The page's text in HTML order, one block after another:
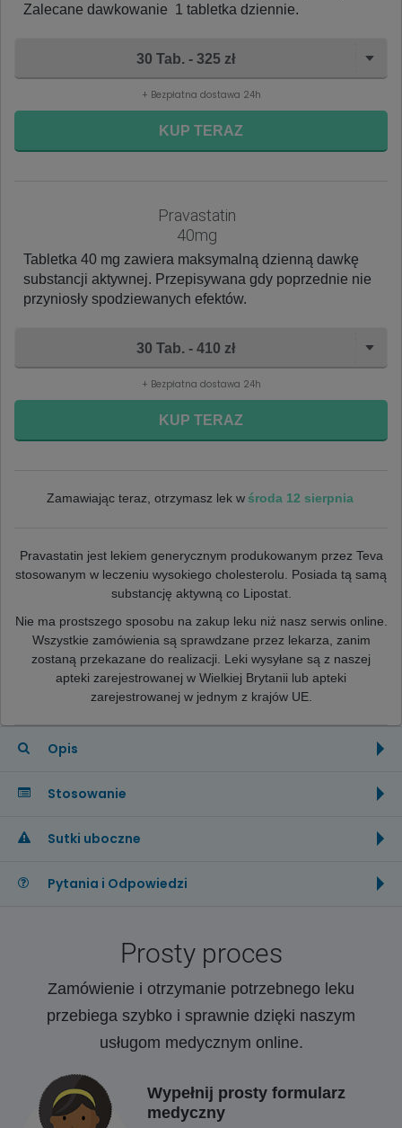
Zalecane dawkowanie 1 tabletka dziennie.
30 Tab. - 325 zł
+ Bezpłatna dostawa 24h
KUP TERAZ
Pravastatin
40mg
Tabletka 40 mg zawiera maksymalną dzienną dawkę
substancji aktywnej. Przepisywana gdy poprzednie nie
przyniosły spodziewanych efektów.
30 Tab. - 410 zł
+ Bezpłatna dostawa 24h
KUP TERAZ
Zamawiając teraz, otrzymasz lek w środa 12 sierpnia
Pravastatin jest lekiem generycznym produkowanym przez Teva
stosowanym w leczeniu wysokiego cholesterolu. Posiada tą samą
substancję aktywną co Lipostat.
Nie ma prostszego sposobu na zakup leku niż nasz serwis online.
Wszystkie zamówienia są sprawdzane przez lekarza, zanim
zostaną przekazane do realizacji. Leki wysyłane są z naszej
apteki zarejestrowanej w Wielkiej Brytanii lub apteki
zarejestrowanej w jednym z krajów UE.
Opis
Stosowanie
Sutki uboczne
Pytania i Odpowiedzi
Prosty proces
Zamówienie i otrzymanie potrzebnego leku
przebiega szybko i sprawnie dzięki naszym
usługom medycznym online.
Wypełnij prosty formularz
medyczny